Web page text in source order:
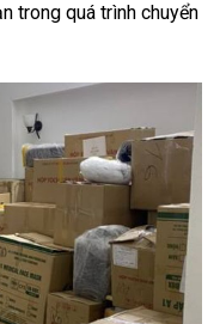
trong quá trình chuyển